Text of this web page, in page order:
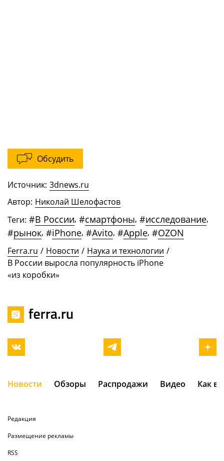
Обсудить
Источник: 3dnews.ru
Автор: Николай Шелофастов
Теги: #В России, #смартфоны, #исследование,
#рынок, #iPhone, #Avito, #Apple, #OZON
Ferra.ru / Новости / Наука и технологии /
В России выросла популярность iPhone
«из коробки»
Новости Обзоры Распродажи Видео Как
Редакция
Размещение рекламы
RSS